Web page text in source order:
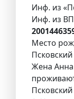
Инф. из
Инф. из
Место
Жена Анна